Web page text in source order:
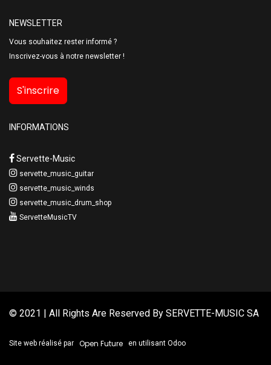
NEWSLETTER
Vous souhaitez rester informé ?
Inscrivez-vous à notre newsletter !
S'inscrire
INFORMATIONS
Servette-Music
servette_music_guitar
servette_music_winds
servette_music_drum_shop
ServetteMusicTV
© 2021 | All Rights Are Reserved By SERVETTE-MUSIC SA
Site web réalisé par Open Future en utilisant Odoo